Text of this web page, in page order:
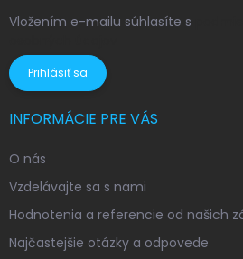
Vložením e-mailu súhlasíte s
Prihlásiť sa
INFORMÁCIE PRE VÁS
O nás
Vzdelávajte sa s nami
Hodnotenia a referencie od našich
Najčastejšie otázky a odpovede